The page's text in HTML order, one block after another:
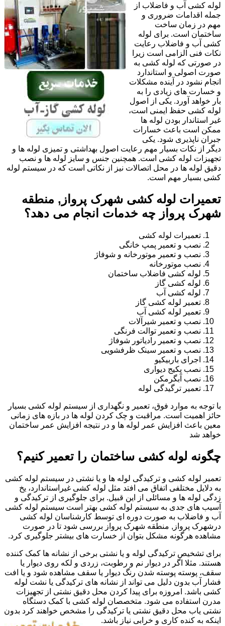
لوله کشی آب و فاضلاب از
جمله اقدامات ضروری و
مهم در زمان ساخت
ساختمان است. برای لوله
کشی آب و فاضلاب رعایت
نکات فنی الزامی است زیرا
در صورتی که لوله کشی به
صورت اصولی و استاندارد
انجام نشود در آینده مشکلات
و خسارت های زیادی را به
بار خواهد آورد. یکی از اصول
لوله کشی حفظ ایمنی است،
غیر استاندار بودن لوله ها
ممکن است باعث خسارات
جبران ناپذیری شود. یکی
دیگر از نکات بسیار مهم رعایت اصول بهداشتی و تمیزی لوله ها و
تجهیزات لوله کشی است. همچنین جنس و سایز لوله ها و نصب
دقیق لوله ها در محل اتصالات نیز از نکاتی است که در سیستم لوله
کشی بسیار مهم است.
تعمیرات لوله کشی شهرک پرواز, منطقه
شهرک پرواز چه خدمات انجام می دهد؟
تعمیرات لوله کشی
نصب و تعمیر پمپ خانگی
نصب و تعمیر موتورخانه و شوفاژ
نصب موتورخانه
لوله کشی فاضلاب ساختمان
لوله کشی گاز
لوله کشی آب
تعمیر لوله کشی گاز
تعمیر لوله کشی آب
نصب و تعمیر شیرآلات
نصب و تعمیر توالت فرنگی
نصب و تعمیر رادیاتور شوفاژ
نصب و تعمیر سینک ظرفشویی
اجرای باربیکیو
نصب پکیج دیواری
نصب آبگرمکن
تعمیر ترگیدگی لوله
با توجه به موارد فوق، تعمیر و نگهداری از سیستم لوله کشی بسیار
حائز اهمیت است. مراقبت و چک کردن لوله ها در بازه های زمانی
معین باعث افزایش عمر لوله ها و در نتیجه افزایش عمر ساختمان
خواهد شد
چگونه لوله کشی ساختمان را تعمیر کنیم؟
تعمیر لوله کشی و ترکیدگی لوله ها و یا نشتی در سیستم لوله کشی
به دلایل مختلفی اتفاق می افتد مثل لوله کشی غیراستاندارد، یخ
زدگی لوله ها و مسائلی از این قبیل. برای جلوگیری از ترکیدگی و
آسیب های جدی به سیستم لوله کشی بهتر است سیستم لوله کشی
آب و فاضلاب به صورت دوره ای توسط کارشناسان لوله کشی
درشهرک پرواز, منطقه شهرک پرواز بررسی شود تا در صورت
مشاهده هرگونه مشکل بتوان از خسارت های بیشتر جلوگیری کرد.
برای تشخیص ترکیدگی لوله و یا نشتی برخی از نشانه ها کمک کننده
هستند. مثلا اگر در دیوار نم و رطوبت، زردی و لکه روی دیوار یا
سقف، پوسته پوسته شدن رنگ دیوار یا سقف مشاهده شود و یا افت
فشار آب بدون دلیل می تواند از نشانه های ترکیدگی یا نشت لوله
کشی باشد. امروزه برای پیدا کردن محل دقیق نشتی از تجهیزات
مدرن استفاده می شود. متخصصان لوله کشی با کمک دستگاه
نشتی یاب محل دقیق نشتی یا ترکیدگی را مشخص خواهند کرد بدون
اینکه به کنده کاری و خرابی نیاز باشد.